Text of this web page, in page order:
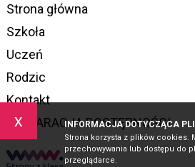
x INFORMACJA DOTYCZĄCA
Strona korzysta z plików cookies.
przechowywania lub dostępu do
przeglądarce.
Strona główna
Szkoła
Uczeń
Rodzic
Kontakt
DEKLARACJA DOSTĘPNOŚCI